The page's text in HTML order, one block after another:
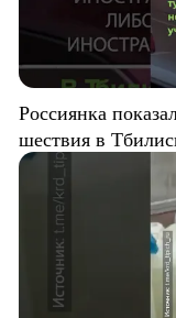
Россиянка
шествия в